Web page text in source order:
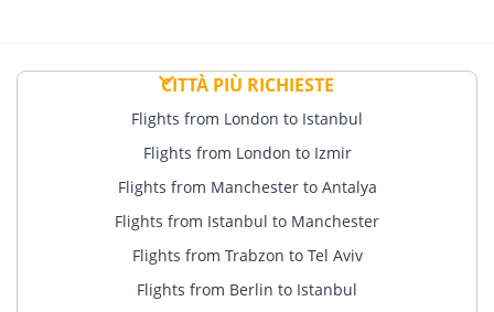
CITTÀ PIÙ RICHIESTE
Flights from London to Istanbul
Flights from London to Izmir
Flights from Manchester to Antalya
Flights from Istanbul to Manchester
Flights from Trabzon to Tel Aviv
Flights from Berlin to Istanbul